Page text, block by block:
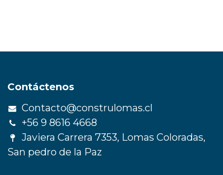
Contáctenos
Contacto@construlomas.cl
+56 9 8616 4668
Javiera Carrera 7353, Lomas Coloradas,
San pedro de la Paz